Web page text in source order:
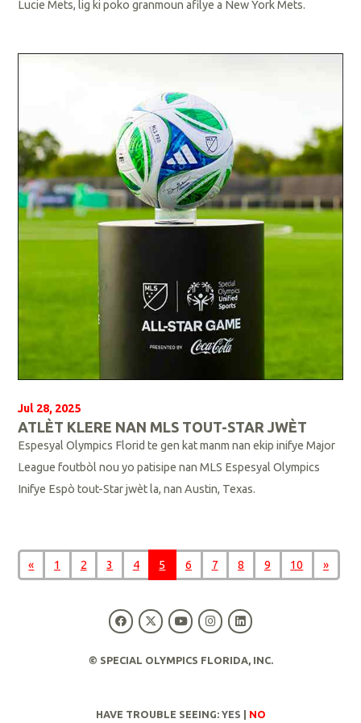
Lucie Mets, lig ki poko granmoun afilye a New York Mets.
L
i
s
Jul 28, 2025
ATLÈT KLERE NAN MLS TOUT-STAR JWÈT
Espesyal Olympics Florid te gen kat manm nan ekip inifye Major
League foutbòl nou yo patisipe nan MLS Espesyal Olympics
Inifye Espò tout-Star jwèt la, nan Austin, Texas.
p
« 1 2 3 4 5 6 7 8 9 10 »
© SPECIAL OLYMPICS FLORIDA, INC.
HAVE TROUBLE SEEING: YES NO